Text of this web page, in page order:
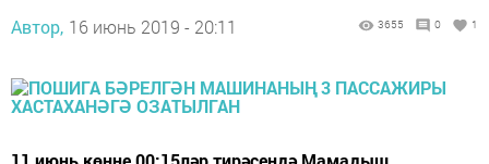
Автор, 16 июнь 2019 - 20:11 3655 0 1